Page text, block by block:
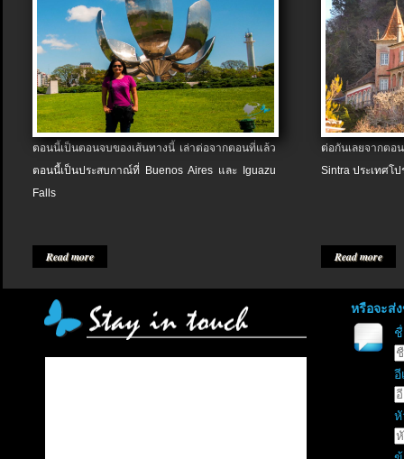
ตอนนี้เป็นตอนจบของเส้นทางนี้ เล่าต่อจากตอนที่แล้ว
ตอนนี้เป็นประสบกาณ์ที่ Buenos Aires และ Iguazu
Falls
Read more
ต่อกันเลยจากต
Sintra ประเทศโป
Read more
หรือจะส่
อี
หั